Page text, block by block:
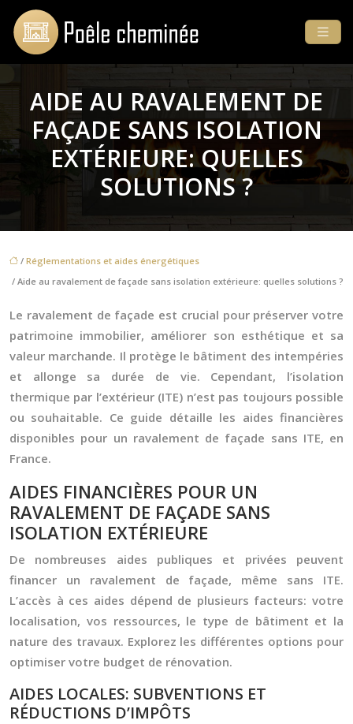
AIDE AU RAVALEMENT DE
FAÇADE SANS ISOLATION
EXTÉRIEURE: QUELLES
SOLUTIONS ?
/ Réglementations et aides énergétiques
/ Aide au ravalement de façade sans isolation extérieure: quelles solutions ?
Le ravalement de façade est crucial pour préserver votre
patrimoine immobilier, améliorer son esthétique et sa
valeur marchande. Il protège le bâtiment des intempéries
et allonge sa durée de vie. Cependant, l’isolation
thermique par l’extérieur (ITE) n’est pas toujours possible
ou souhaitable. Ce guide détaille les aides financières
disponibles pour un ravalement de façade sans ITE, en
France.
AIDES FINANCIÈRES POUR UN
RAVALEMENT DE FAÇADE SANS
ISOLATION EXTÉRIEURE
De nombreuses aides publiques et privées peuvent
financer un ravalement de façade, même sans ITE.
L’accès à ces aides dépend de plusieurs facteurs: votre
localisation, vos ressources, le type de bâtiment et la
nature des travaux. Explorez les différentes options pour
optimiser votre budget de rénovation.
AIDES LOCALES: SUBVENTIONS ET
RÉDUCTIONS D’IMPÔTS